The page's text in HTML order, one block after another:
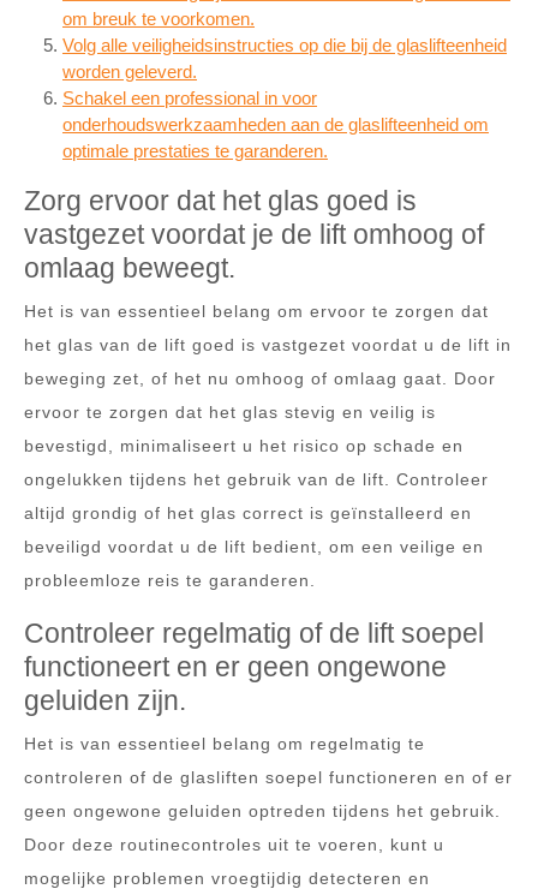
om breuk te voorkomen.
Volg alle veiligheidsinstructies op die bij de glaslifteenheid
worden geleverd.
Schakel een professional in voor
onderhoudswerkzaamheden aan de glaslifteenheid om
optimale prestaties te garanderen.
Zorg ervoor dat het glas goed is
vastgezet voordat je de lift omhoog of
omlaag beweegt.
Het is van essentieel belang om ervoor te zorgen dat
het glas van de lift goed is vastgezet voordat u de lift in
beweging zet, of het nu omhoog of omlaag gaat. Door
ervoor te zorgen dat het glas stevig en veilig is
bevestigd, minimaliseert u het risico op schade en
ongelukken tijdens het gebruik van de lift. Controleer
altijd grondig of het glas correct is geïnstalleerd en
beveiligd voordat u de lift bedient, om een veilige en
probleemloze reis te garanderen.
Controleer regelmatig of de lift soepel
functioneert en er geen ongewone
geluiden zijn.
Het is van essentieel belang om regelmatig te
controleren of de glasliften soepel functioneren en of er
geen ongewone geluiden optreden tijdens het gebruik.
Door deze routinecontroles uit te voeren, kunt u
mogelijke problemen vroegtijdig detecteren en